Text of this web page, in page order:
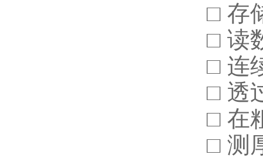
□ 存
□ 读
□ 连
□ 透
□ 在
□ 测